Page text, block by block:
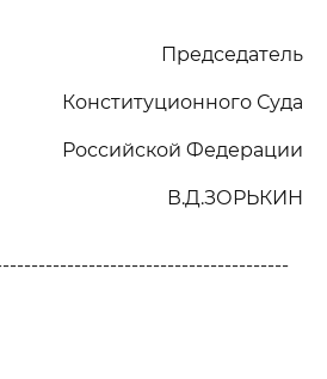
Председатель
Конституционного Суда
Российской Федерации
В.Д.ЗОРЬКИН